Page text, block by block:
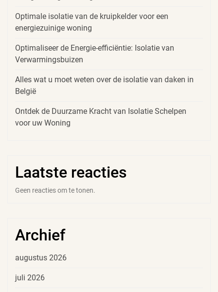
Optimale isolatie van de kruipkelder voor een
energiezuinige woning
Optimaliseer de Energie-efficiëntie: Isolatie van
Verwarmingsbuizen
Alles wat u moet weten over de isolatie van daken in
België
Ontdek de Duurzame Kracht van Isolatie Schelpen
voor uw Woning
Laatste reacties
Geen reacties om te tonen.
Archief
augustus 2026
juli 2026